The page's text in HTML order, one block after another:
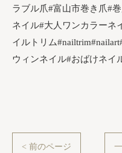
ラブル爪#富山市巻き爪#
ネイル#大人ワンカラーネ
イルトリム
ウィンネイル#おばけネイ
< 前のページ